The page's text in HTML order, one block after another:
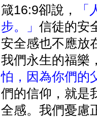
箴16:9卻說，
步。」 信徒的安
安全感也不應放
我們永生的福樂
怕，因為你們的
們的信仰，就是
全感。我們憂慮